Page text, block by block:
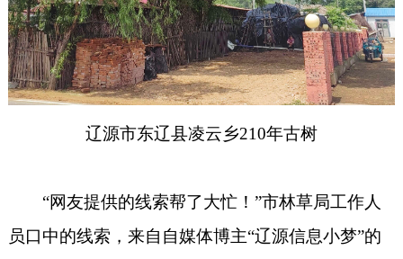
辽源市东辽县凌云乡210年古树
“网友提供的线索帮了大忙！”市林草局工作人
员口中的线索，来自自媒体博主“辽源信息小梦”的